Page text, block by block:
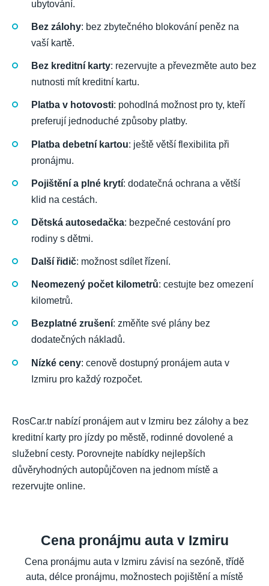
ubytování.
Bez zálohy: bez zbytečného blokování peněz na
vaší kartě.
Bez kreditní karty: rezervujte a převezměte auto bez
nutnosti mít kreditní kartu.
Platba v hotovosti: pohodlná možnost pro ty, kteří
preferují jednoduché způsoby platby.
Platba debetní kartou: ještě větší flexibilita při
pronájmu.
Pojištění a plné krytí: dodatečná ochrana a větší
klid na cestách.
Dětská autosedačka: bezpečné cestování pro
rodiny s dětmi.
Další řidič: možnost sdílet řízení.
Neomezený počet kilometrů: cestujte bez omezení
kilometrů.
Bezplatné zrušení: změňte své plány bez
dodatečných nákladů.
Nízké ceny: cenově dostupný pronájem auta v
Izmiru pro každý rozpočet.
RosCar.tr nabízí pronájem aut v Izmiru bez zálohy a bez
kreditní karty pro jízdy po městě, rodinné dovolené a
služební cesty. Porovnejte nabídky nejlepších
důvěryhodných autopůjčoven na jednom místě a
rezervujte online.
Cena pronájmu auta v Izmiru
Cena pronájmu auta v Izmiru závisí na sezóně, třídě
auta, délce pronájmu, možnostech pojištění a místě